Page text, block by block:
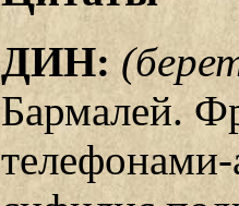
ДИН:
Бармалей.